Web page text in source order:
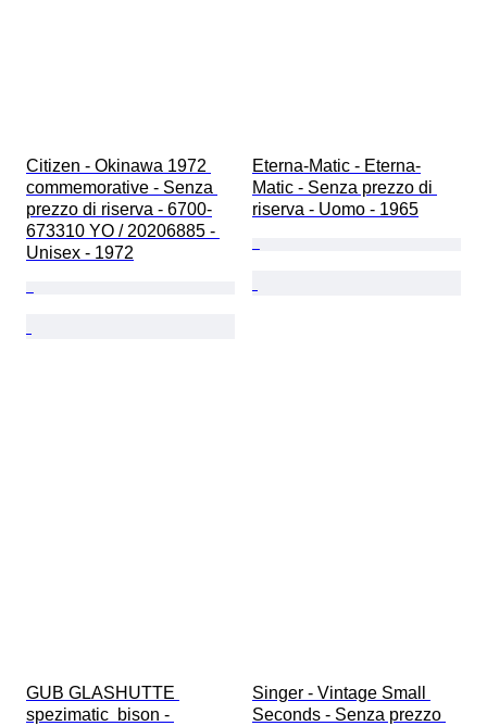
Citizen - Okinawa 1972
commemorative - Senza
prezzo di riserva - 6700-
673310 YO / 20206885 -
Unisex - 1972
Eterna-Matic - Eterna-
Matic - Senza prezzo di
riserva - Uomo - 1965
GUB GLASHUTTE
spezimatic  bison -
Singer - Vintage Small
Seconds - Senza prezzo